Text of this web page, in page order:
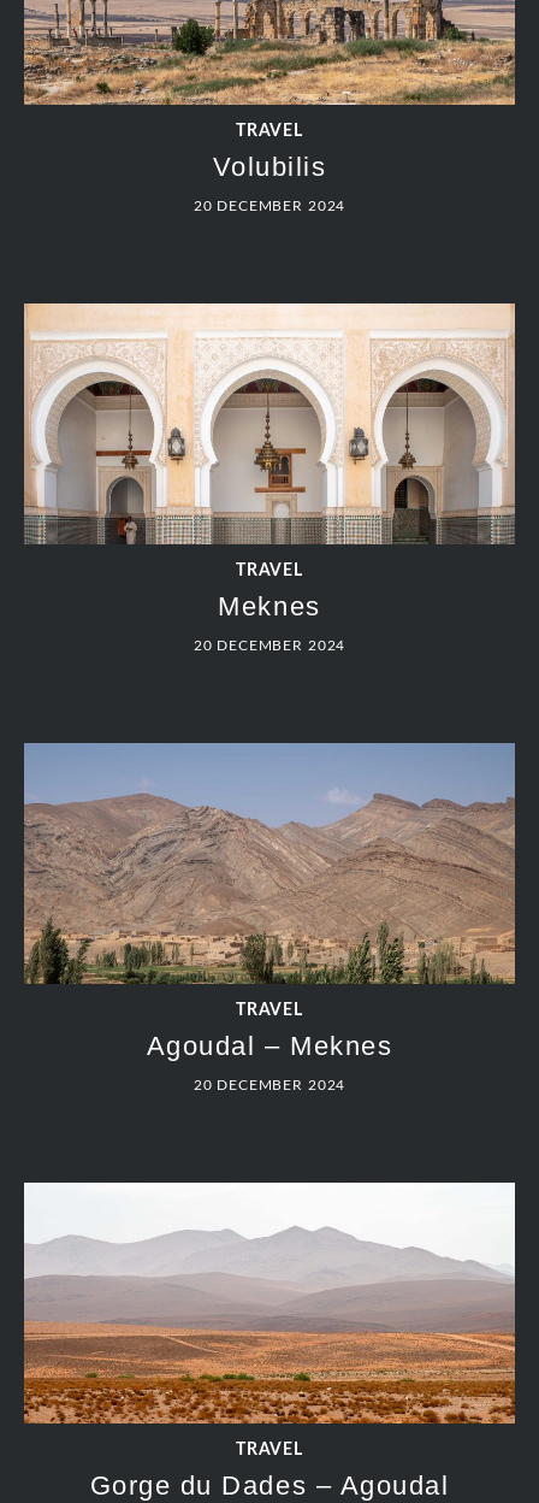
TRAVEL
Volubilis
20 DECEMBER 2024
TRAVEL
Meknes
20 DECEMBER 2024
TRAVEL
Agoudal – Meknes
20 DECEMBER 2024
TRAVEL
Gorge du Dades – Agoudal